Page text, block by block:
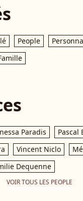
People
Paradis
Pascal
Vincent Niclo
Dequenne
VOIR TOUS LES PEOPLE